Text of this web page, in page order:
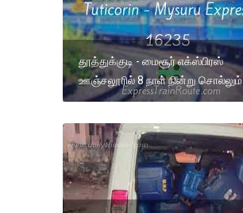
தூத்துக்குடி - மைசூர் எக்ஸ்பிரஸ்
ஊஞ்சலூரில் 8 நாள் நின்று சொல்லும்